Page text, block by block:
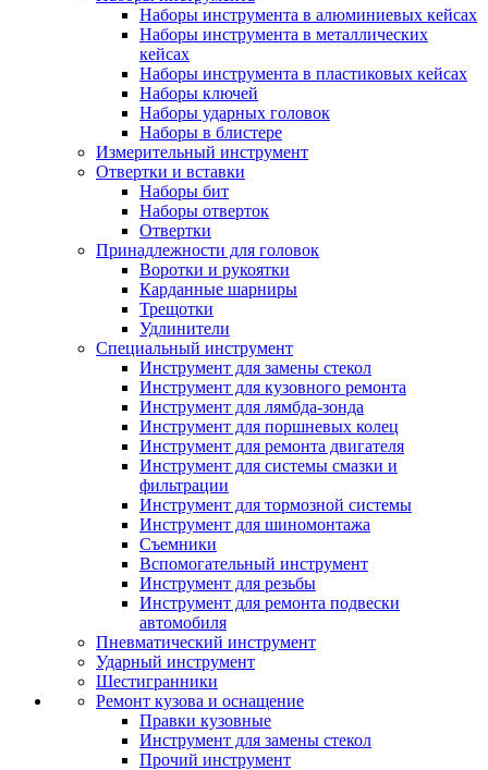
Наборы инструмента в алюминиевых кейсах
Наборы инструмента в металлических
кейсах
Наборы инструмента в пластиковых кейсах
Наборы ключей
Наборы ударных головок
Наборы в блистере
Измерительный инструмент
Отвертки и вставки
Наборы бит
Наборы отверток
Отвертки
Принадлежности для головок
Воротки и рукоятки
Карданные шарниры
Трещотки
Удлинители
Специальный инструмент
Инструмент для замены стекол
Инструмент для кузовного ремонта
Инструмент для лямбда-зонда
Инструмент для поршневых колец
Инструмент для ремонта двигателя
Инструмент для системы смазки и
фильтрации
Инструмент для тормозной системы
Инструмент для шиномонтажа
Съемники
Вспомогательный инструмент
Инструмент для резьбы
Инструмент для ремонта подвески
автомобиля
Пневматический инструмент
Ударный инструмент
Шестигранники
Ремонт кузова и оснащение
Правки кузовные
Инструмент для замены стекол
Прочий инструмент